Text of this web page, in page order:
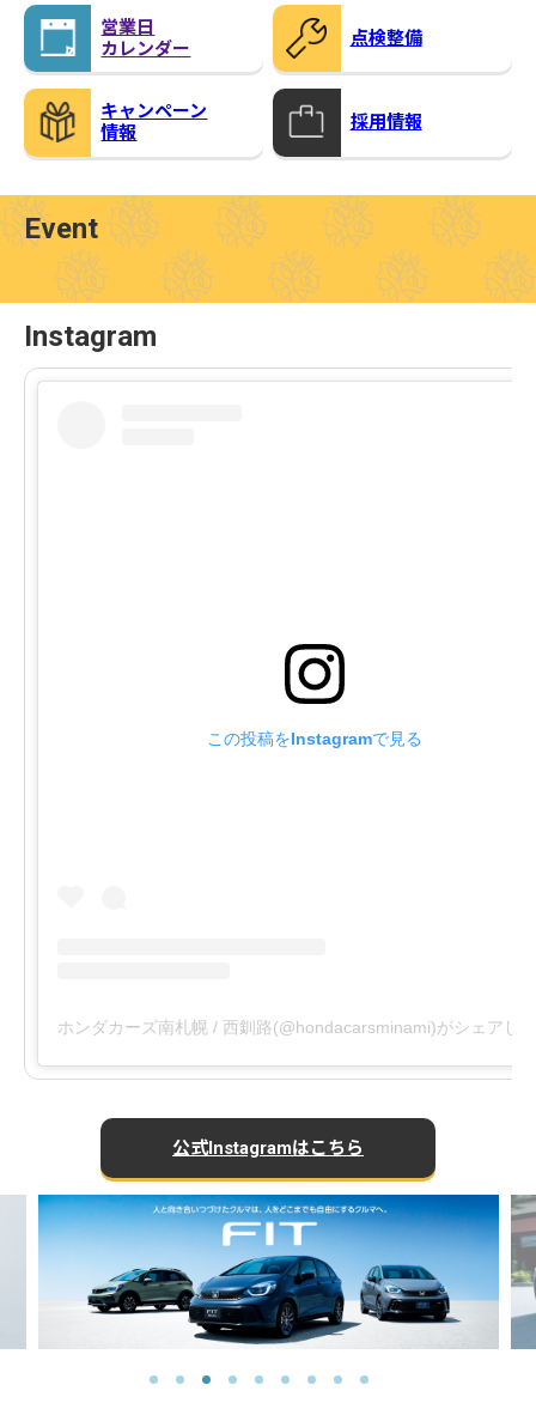
営業日
カレンダー
点検整備
キャンペーン
情報
採用情報
Event
Instagram
この投稿をInstagramで見る
ホンダカーズ南札幌 / 西釧路(@hondacarsminami)がシェアし
公式Instagramはこちら